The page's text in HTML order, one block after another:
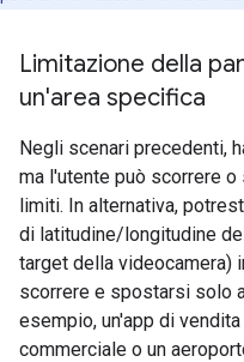
Limitazione della
un'area specifica
Negli scenari precedenti,
ma l'utente può scorrere
limiti. In alternativa,
di latitudine/longitudine
target della videocamera)
scorrere e spostarsi solo
esempio, un'app di
commerciale o un